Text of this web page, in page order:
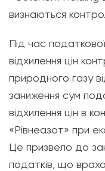
визнаються
Під час
відхилення цін
природного газу
заниження сум
відхилення цін в
«Рівнеазот» при
Це призвело до
податків, що